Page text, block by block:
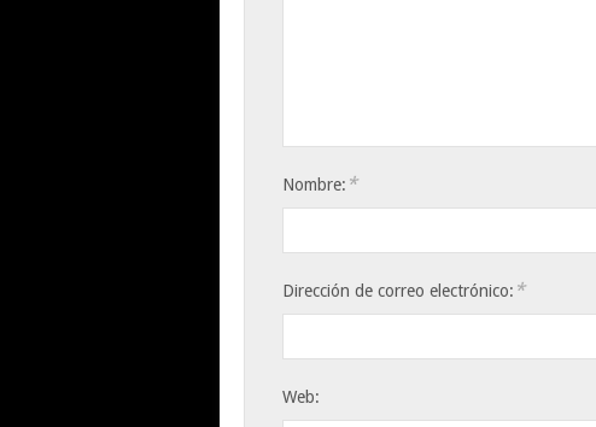
Nombre: *
Dirección de correo electrónico: *
Web: